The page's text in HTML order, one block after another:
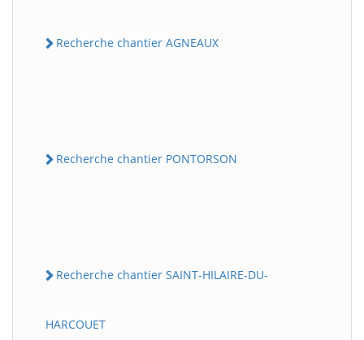
Recherche chantier AGNEAUX
Recherche chantier PONTORSON
Recherche chantier SAINT-HILAIRE-DU-
HARCOUET